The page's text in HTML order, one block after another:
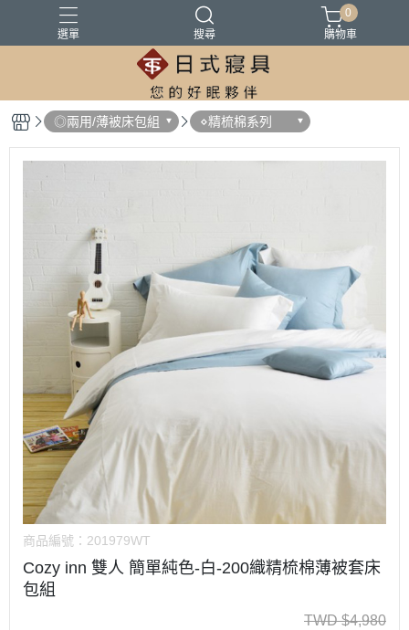
選單 搜尋
100%精梳棉 100%萊爾賽天絲 床墊 涼被
0
購物車
◎兩用/薄被床包組 ⋄精梳棉系列
商品編號： 201979WT
Cozy inn 雙人 簡單純色-白-200織精梳棉薄被套床
包組
TWD $4,980